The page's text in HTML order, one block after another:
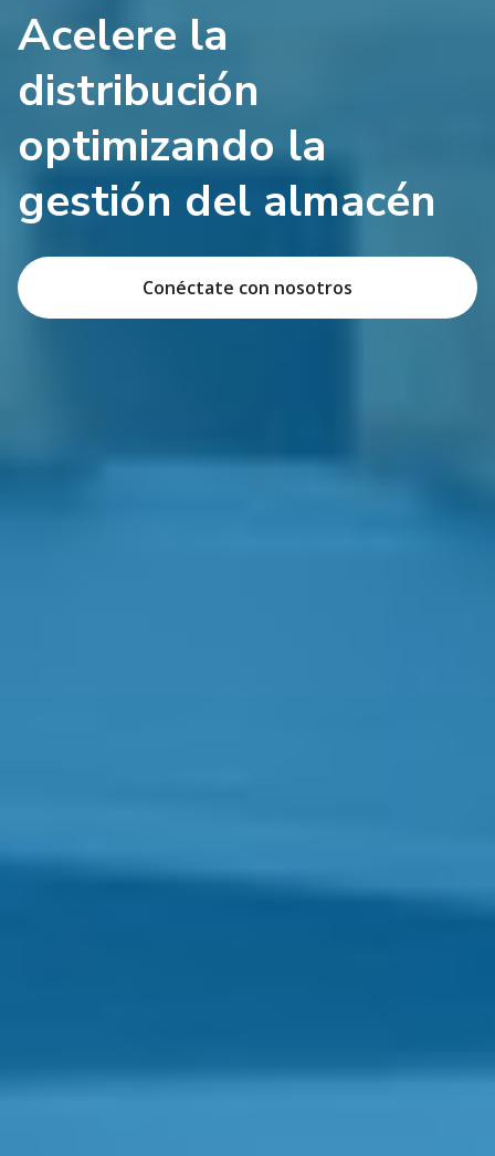
Acelere la
distribución
optimizando la
gestión del almacén
Conéctate con nosotros